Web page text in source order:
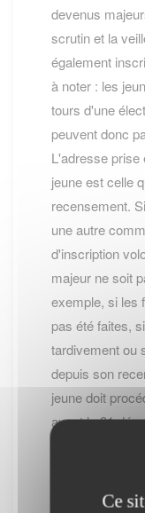
devenus
scrutin et la
également
à noter : les
tours d'une
peuvent donc
L'adresse prise
jeune est celle
recensement.
une autre
d'inscription
majeur ne soit
exemple, si les
pas été faites,
tardivement ou
depuis son
jeune doit
avant le 31
d'instance
COMMENT
Ce